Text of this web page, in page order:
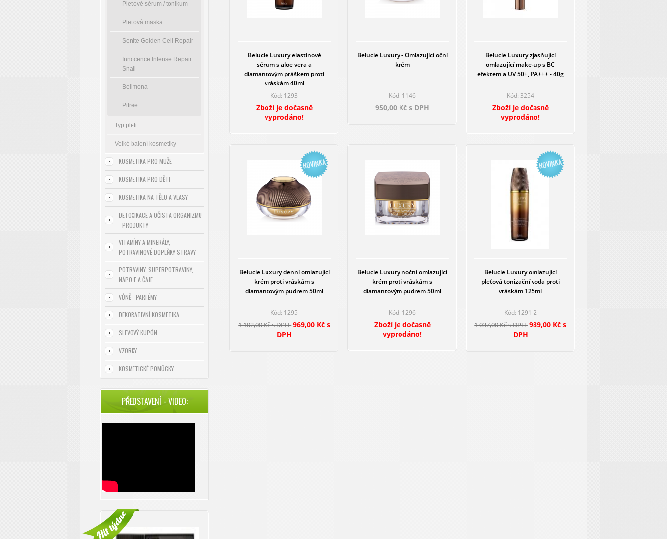
Pleťové sérum / tonikum
Pleťová maska
Senite Golden Cell Repair
Innocence Intense Repair
Snail
Bellmona
Pitree
Typ pleti
Velké balení kosmetiky
KOSMETIKA PRO MUŽE
KOSMETIKA PRO DĚTI
KOSMETIKA NA TĚLO A VLASY
DETOXIKACE A OČISTA ORGANIZMU
- PRODUKTY
VITAMÍNY A MINERÁLY,
POTRAVINOVÉ DOPLŇKY STRAVY
POTRAVINY, SUPERPOTRAVINY,
NÁPOJE A ČAJE
VŮNĚ - PARFÉMY
DEKORATIVNÍ KOSMETIKA
SLEVOVÝ KUPÓN
VZORKY
KOSMETICKÉ POMŮCKY
PŘEDSTAVENÍ - VIDEO:
Belucie Luxury elastinové
sérum s aloe vera a
diamantovým práškem proti
vráskám 40ml
Kód: 1293
Zboží je dočasně
vyprodáno!
Belucie Luxury - Omlazující oční
krém
Kód: 1146
950,00 Kč s DPH
Belucie Luxury zjasňující
omlazující make-up s BC
efektem a UV 50+, PA+++ - 40g
Kód: 3254
Zboží je dočasně
vyprodáno!
Belucie Luxury denní omlazující
krém proti vráskám s
diamantovým pudrem 50ml
Kód: 1295
1 102,00 Kč s DPH969,00 Kč s
DPH
Belucie Luxury noční omlazující
krém proti vráskám s
diamantovým pudrem 50ml
Kód: 1296
Zboží je dočasně
vyprodáno!
Belucie Luxury omlazující
pleťová tonizační voda proti
vráskám 125ml
Kód: 1291-2
1 037,00 Kč s DPH989,00 Kč s
DPH